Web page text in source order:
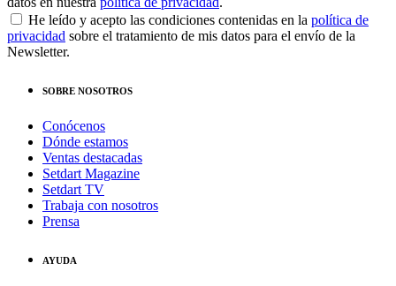
He leído y acepto las condiciones contenidas en la política de
privacidad sobre el tratamiento de mis datos para el envío de la
Newsletter.
SOBRE NOSOTROS
Conócenos
Dónde estamos
Ventas destacadas
Setdart Magazine
Setdart TV
Trabaja con nosotros
Prensa
AYUDA